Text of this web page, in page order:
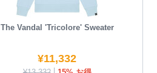
The Vandal 'Tricolore' Sweater
¥11,332